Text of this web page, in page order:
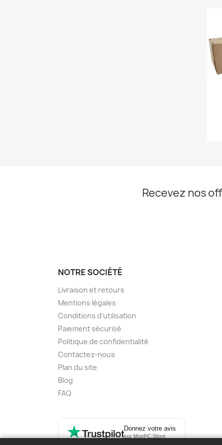
Recevez nos
NOTRE SOCIÉTÉ
Livraison et retours
Mentions légales
Conditions d'utilisation
Paiement sécurisé
Politique de confidentialité
Contactez-nous
Plan du site
Blog
FAQ
Donnez votre avis
sur MonPC.Store